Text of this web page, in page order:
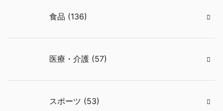
食品 (136)
医療・介護 (57)
スポーツ (53)